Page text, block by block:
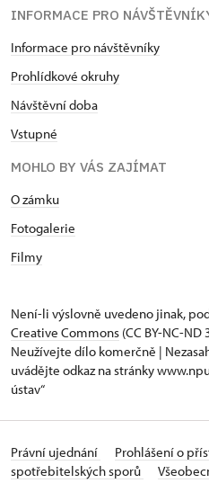
INFORMACE PRO
Informace pro návštěvníky
Prohlídkové okruhy
Návštěvní doba
Vstupné
MOHLO BY VÁS ZAJÍMAT
O zámku
Fotogalerie
Filmy
Není-li výslovně uvedeno jinak,
Creative Commons (CC BY-NC-
Neužívejte dílo komerčně |
uvádějte odkaz na stránky
ústav“
Právní ujednání Prohlášení o
spotřebitelských sporů